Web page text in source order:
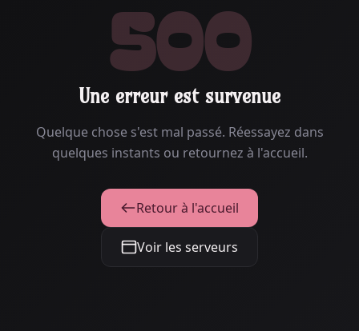
500
Une erreur est survenue
Quelque chose s'est mal passé. Réessayez dans
quelques instants ou retournez à l'accueil.
Retour à l'accueil
Voir les serveurs